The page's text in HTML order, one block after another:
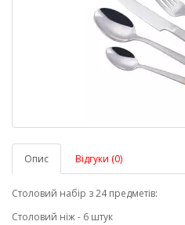
Опис Відгуки (0)
Столовий набір з 24 предметів:
Столовий ніж - 6 штук